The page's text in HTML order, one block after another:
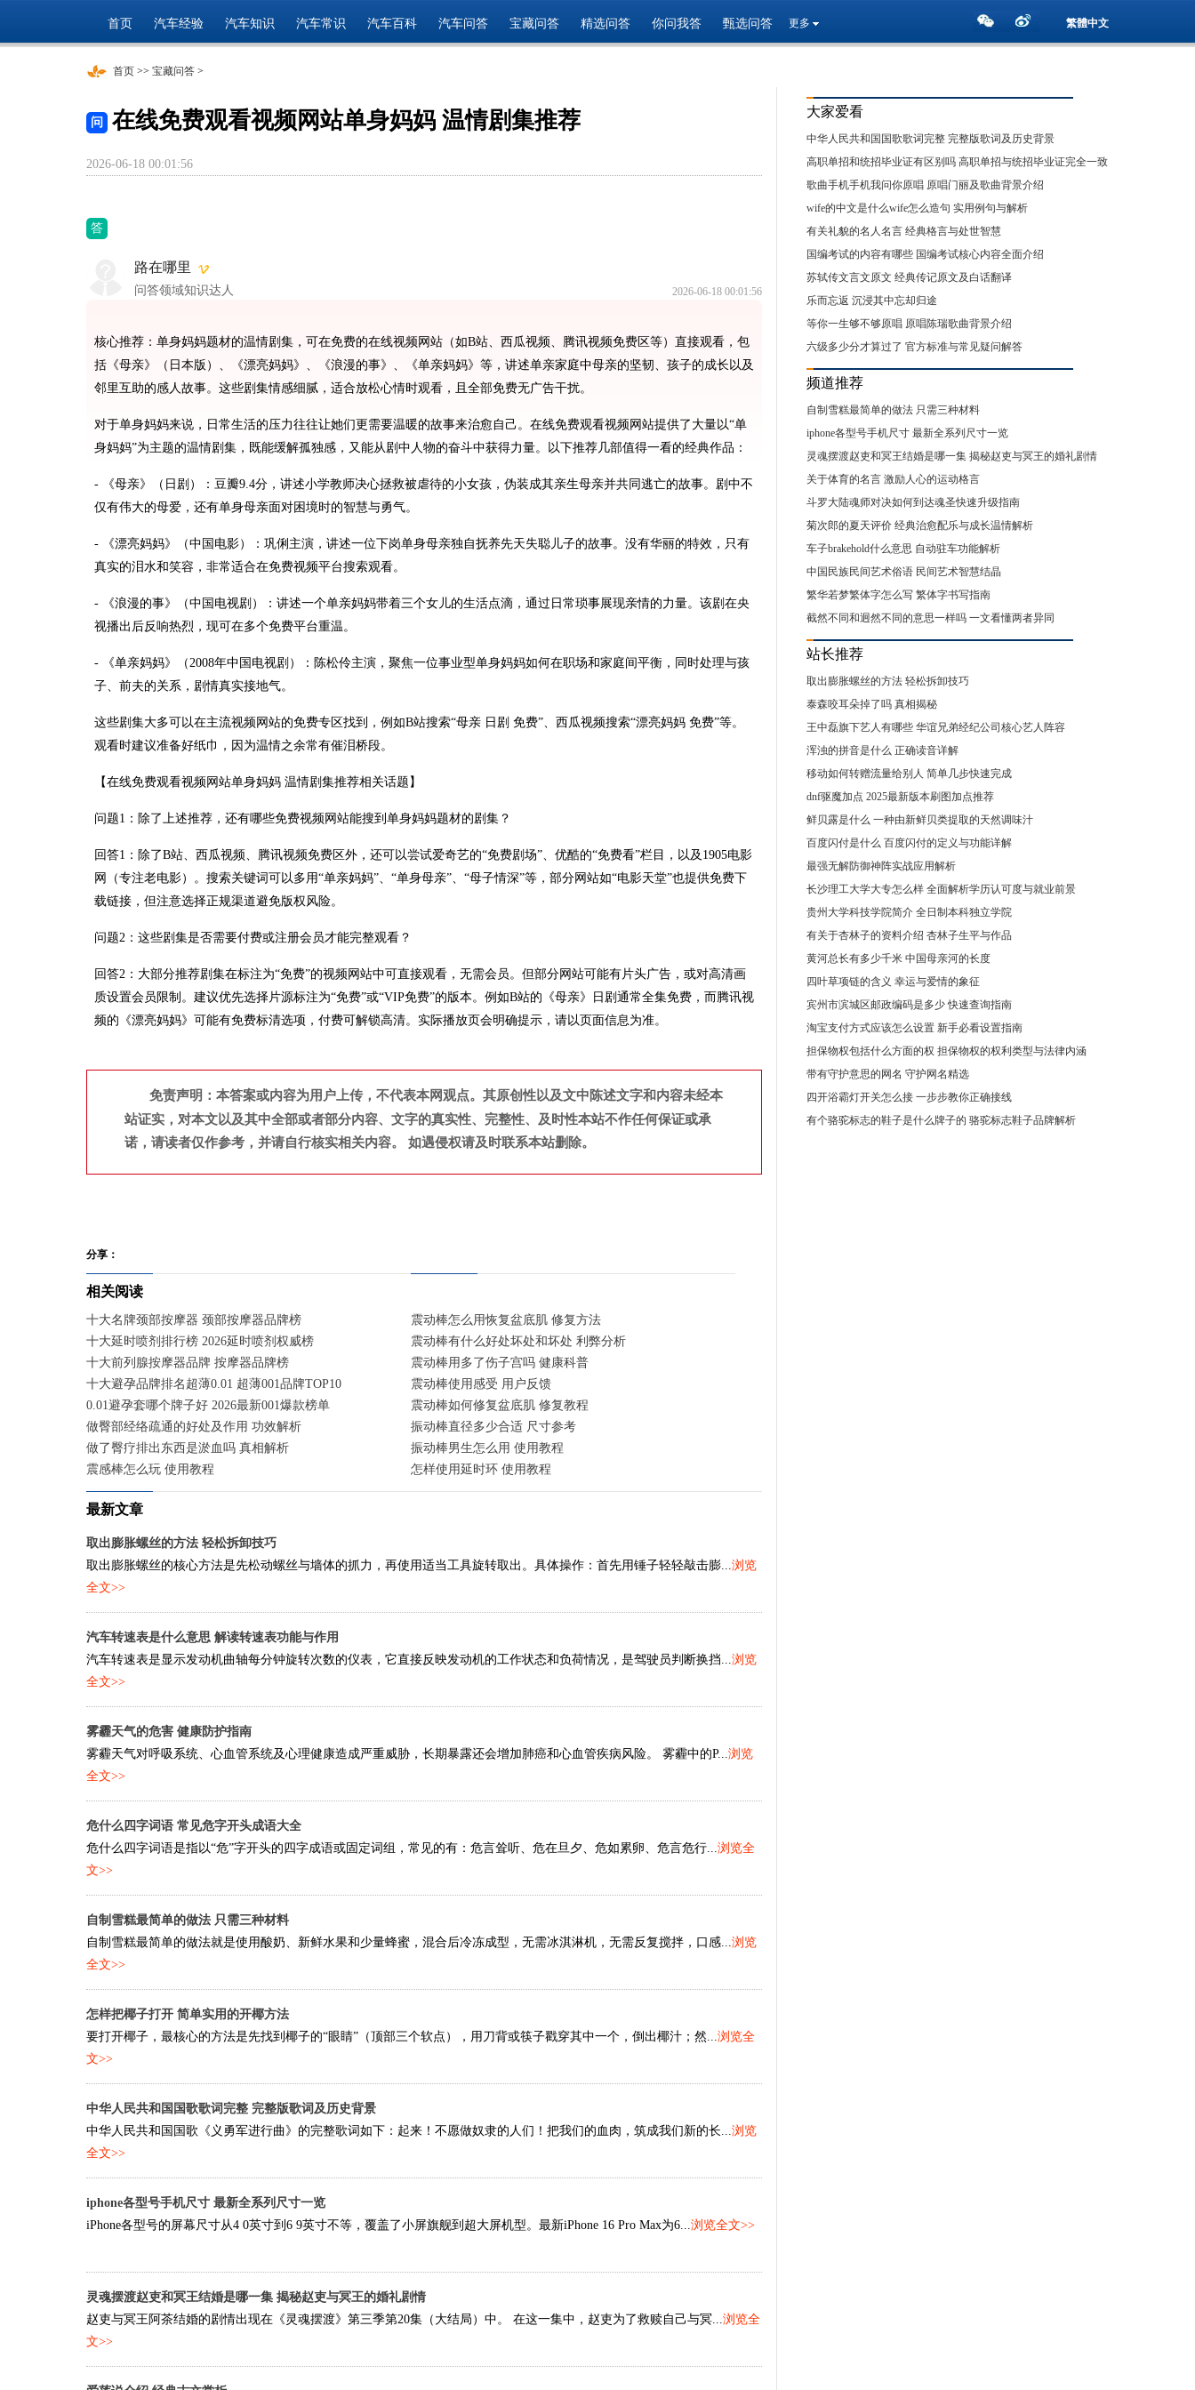
首页 汽车经验 汽车知识 汽车常识 汽车百科 汽车问答 宝藏问答 精选问答 你问我答 甄选问答 更多 繁體中文
首页 >> 宝藏问答 >
问 在线免费观看视频网站单身妈妈 温情剧集推荐
2026-06-18 00:01:56
答
路在哪里
问答领域知识达人 2026-06-18 00:01:56
核心推荐：单身妈妈题材的温情剧集，可在免费的在线视频网站（如B站、西瓜视频、腾讯视频免费区等）直接观看，包
括《母亲》（日本版）、《漂亮妈妈》、《浪漫的事》、《单亲妈妈》等，讲述单亲家庭中母亲的坚韧、孩子的成长以及
邻里互助的感人故事。这些剧集情感细腻，适合放松心情时观看，且全部免费无广告干扰。
对于单身妈妈来说，日常生活的压力往往让她们更需要温暖的故事来治愈自己。在线免费观看视频网站提供了大量以“单
身妈妈”为主题的温情剧集，既能缓解孤独感，又能从剧中人物的奋斗中获得力量。以下推荐几部值得一看的经典作品：
- 《母亲》（日剧）：豆瓣9.4分，讲述小学教师决心拯救被虐待的小女孩，伪装成其亲生母亲并共同逃亡的故事。剧中不
仅有伟大的母爱，还有单身母亲面对困境时的智慧与勇气。
- 《漂亮妈妈》（中国电影）：巩俐主演，讲述一位下岗单身母亲独自抚养先天失聪儿子的故事。没有华丽的特效，只有
真实的泪水和笑容，非常适合在免费视频平台搜索观看。
- 《浪漫的事》（中国电视剧）：讲述一个单亲妈妈带着三个女儿的生活点滴，通过日常琐事展现亲情的力量。该剧在央
视播出后反响热烈，现可在多个免费平台重温。
- 《单亲妈妈》（2008年中国电视剧）：陈松伶主演，聚焦一位事业型单身妈妈如何在职场和家庭间平衡，同时处理与孩
子、前夫的关系，剧情真实接地气。
这些剧集大多可以在主流视频网站的免费专区找到，例如B站搜索“母亲 日剧 免费”、西瓜视频搜索“漂亮妈妈 免费”等。
观看时建议准备好纸巾，因为温情之余常有催泪桥段。
【在线免费观看视频网站单身妈妈 温情剧集推荐相关话题】
问题1：除了上述推荐，还有哪些免费视频网站能搜到单身妈妈题材的剧集？
回答1：除了B站、西瓜视频、腾讯视频免费区外，还可以尝试爱奇艺的“免费剧场”、优酷的“免费看”栏目，以及1905电影
网（专注老电影）。搜索关键词可以多用“单亲妈妈”、“单身母亲”、“母子情深”等，部分网站如“电影天堂”也提供免费下
载链接，但注意选择正规渠道避免版权风险。
问题2：这些剧集是否需要付费或注册会员才能完整观看？
回答2：大部分推荐剧集在标注为“免费”的视频网站中可直接观看，无需会员。但部分网站可能有片头广告，或对高清画
质设置会员限制。建议优先选择片源标注为“免费”或“VIP免费”的版本。例如B站的《母亲》日剧通常全集免费，而腾讯视
频的《漂亮妈妈》可能有免费标清选项，付费可解锁高清。实际播放页会明确提示，请以页面信息为准。
免责声明：本答案或内容为用户上传，不代表本网观点。其原创性以及文中陈述文字和内容未经本
站证实，对本文以及其中全部或者部分内容、文字的真实性、完整性、及时性本站不作任何保证或承
诺，请读者仅作参考，并请自行核实相关内容。 如遇侵权请及时联系本站删除。
分享：
相关阅读
十大名牌颈部按摩器 颈部按摩器品牌榜
十大延时喷剂排行榜 2026延时喷剂权威榜
十大前列腺按摩器品牌 按摩器品牌榜
十大避孕品牌排名超薄0.01 超薄001品牌TOP10
0.01避孕套哪个牌子好 2026最新001爆款榜单
做臀部经络疏通的好处及作用 功效解析
做了臀疗排出东西是淤血吗 真相解析
震感棒怎么玩 使用教程
震动棒怎么用恢复盆底肌 修复方法
震动棒有什么好处坏处和坏处 利弊分析
震动棒用多了伤子宫吗 健康科普
震动棒使用感受 用户反馈
震动棒如何修复盆底肌 修复教程
振动棒直径多少合适 尺寸参考
振动棒男生怎么用 使用教程
怎样使用延时环 使用教程
最新文章
取出膨胀螺丝的方法 轻松拆卸技巧
取出膨胀螺丝的核心方法是先松动螺丝与墙体的抓力，再使用适当工具旋转取出。具体操作：首先用锤子轻轻敲击膨...浏览
全文>>
汽车转速表是什么意思 解读转速表功能与作用
汽车转速表是显示发动机曲轴每分钟旋转次数的仪表，它直接反映发动机的工作状态和负荷情况，是驾驶员判断换挡...浏览
全文>>
雾霾天气的危害 健康防护指南
雾霾天气对呼吸系统、心血管系统及心理健康造成严重威胁，长期暴露还会增加肺癌和心血管疾病风险。 雾霾中的P...浏览
全文>>
危什么四字词语 常见危字开头成语大全
危什么四字词语是指以“危”字开头的四字成语或固定词组，常见的有：危言耸听、危在旦夕、危如累卵、危言危行...浏览全
文>>
自制雪糕最简单的做法 只需三种材料
自制雪糕最简单的做法就是使用酸奶、新鲜水果和少量蜂蜜，混合后冷冻成型，无需冰淇淋机，无需反复搅拌，口感...浏览
全文>>
怎样把椰子打开 简单实用的开椰方法
要打开椰子，最核心的方法是先找到椰子的“眼睛”（顶部三个软点），用刀背或筷子戳穿其中一个，倒出椰汁；然...浏览全
文>>
中华人民共和国国歌歌词完整 完整版歌词及历史背景
中华人民共和国国歌《义勇军进行曲》的完整歌词如下：起来！不愿做奴隶的人们！把我们的血肉，筑成我们新的长...浏览
全文>>
iphone各型号手机尺寸 最新全系列尺寸一览
iPhone各型号的屏幕尺寸从4 0英寸到6 9英寸不等，覆盖了小屏旗舰到超大屏机型。最新iPhone 16 Pro Max为6...浏览全文>>
灵魂摆渡赵吏和冥王结婚是哪一集 揭秘赵吏与冥王的婚礼剧情
赵吏与冥王阿茶结婚的剧情出现在《灵魂摆渡》第三季第20集（大结局）中。 在这一集中，赵吏为了救赎自己与冥...浏览全
文>>
大家爱看
中华人民共和国国歌歌词完整 完整版歌词及历史背景
高职单招和统招毕业证有区别吗 高职单招与统招毕业证完全一致
详解
歌曲手机手机我问你原唱 原唱门丽及歌曲背景介绍
wife的中文是什么wife怎么造句 实用例句与解析
有关礼貌的名人名言 经典格言与处世智慧
国编考试的内容有哪些 国编考试核心内容全面介绍
苏轼传文言文原文 经典传记原文及白话翻译
乐而忘返 沉浸其中忘却归途
等你一生够不够原唱 原唱陈瑞歌曲背景介绍
六级多少分才算过了 官方标准与常见疑问解答
频道推荐
自制雪糕最简单的做法 只需三种材料
iphone各型号手机尺寸 最新全系列尺寸一览
灵魂摆渡赵吏和冥王结婚是哪一集 揭秘赵吏与冥王的婚礼剧情
关于体育的名言 激励人心的运动格言
斗罗大陆魂师对决如何到达魂圣快速升级指南
菊次郎的夏天评价 经典治愈配乐与成长温情解析
车子brakehold什么意思 自动驻车功能解析
中国民族民间艺术俗语 民间艺术智慧结晶
繁华若梦繁体字怎么写 繁体字书写指南
截然不同和迥然不同的意思一样吗 一文看懂两者异同
站长推荐
取出膨胀螺丝的方法 轻松拆卸技巧
泰森咬耳朵掉了吗 真相揭秘
王中磊旗下艺人有哪些 华谊兄弟经纪公司核心艺人阵容
浑浊的拼音是什么 正确读音详解
移动如何转赠流量给别人 简单几步快速完成
dnf驱魔加点 2025最新版本刷图加点推荐
鲜贝露是什么 一种由新鲜贝类提取的天然调味汁
百度闪付是什么 百度闪付的定义与功能详解
最强无解防御神阵实战应用解析
长沙理工大学大专怎么样 全面解析学历认可度与就业前景
贵州大学科技学院简介 全日制本科独立学院
有关于杏林子的资料介绍 杏林子生平与作品
黄河总长有多少千米 中国母亲河的长度
四叶草项链的含义 幸运与爱情的象征
宾州市滨城区邮政编码是多少 快速查询指南
淘宝支付方式应该怎么设置 新手必看设置指南
担保物权包括什么方面的权 担保物权的权利类型与法律内涵
带有守护意思的网名 守护网名精选
四开浴霸灯开关怎么接 一步步教你正确接线
有个骆驼标志的鞋子是什么牌子的 骆驼标志鞋子品牌解析